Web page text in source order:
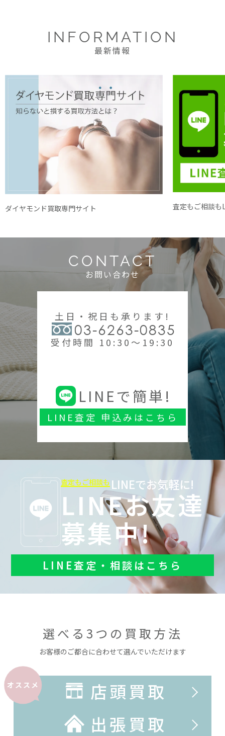
INFORMATION
最新情報
ダイヤモンド買取専門サイト 査定もご相談も
CONTACT
お問い合わせ
土日・祝日も承ります!
03-6263-0835
受付時間 10:30～19:30
LINEで簡単!
LINE査定 申込みはこちら
査定もご相談も LINEでお気軽に!
LINEお友達
募集中!
LINE査定・相談はこちら
選べる3つの買取方法
お客様のご都合に合わせて選んでいただけます
オススメ
店頭買取
出張買取